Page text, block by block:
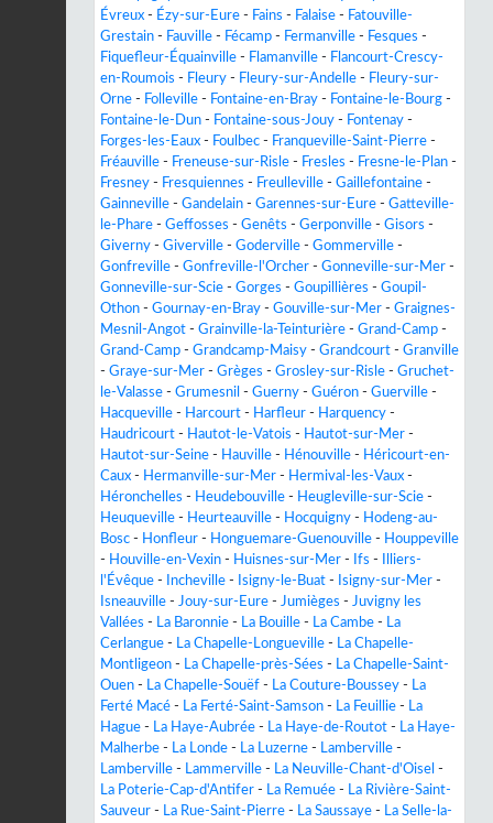
Évreux - Ézy-sur-Eure - Fains - Falaise - Fatouville-
Grestain - Fauville - Fécamp - Fermanville - Fesques -
Fiquefleur-Équainville - Flamanville - Flancourt-Crescy-
en-Roumois - Fleury - Fleury-sur-Andelle - Fleury-sur-
Orne - Folleville - Fontaine-en-Bray - Fontaine-le-Bourg -
Fontaine-le-Dun - Fontaine-sous-Jouy - Fontenay -
Forges-les-Eaux - Foulbec - Franqueville-Saint-Pierre -
Fréauville - Freneuse-sur-Risle - Fresles - Fresne-le-Plan -
Fresney - Fresquiennes - Freulleville - Gaillefontaine -
Gainneville - Gandelain - Garennes-sur-Eure - Gatteville-
le-Phare - Geffosses - Genêts - Gerponville - Gisors -
Giverny - Giverville - Goderville - Gommerville -
Gonfreville - Gonfreville-l'Orcher - Gonneville-sur-Mer -
Gonneville-sur-Scie - Gorges - Goupillières - Goupil-
Othon - Gournay-en-Bray - Gouville-sur-Mer - Graignes-
Mesnil-Angot - Grainville-la-Teinturière - Grand-Camp -
Grand-Camp - Grandcamp-Maisy - Grandcourt - Granville
- Graye-sur-Mer - Grèges - Grosley-sur-Risle - Gruchet-
le-Valasse - Grumesnil - Guerny - Guéron - Guerville -
Hacqueville - Harcourt - Harfleur - Harquency -
Haudricourt - Hautot-le-Vatois - Hautot-sur-Mer -
Hautot-sur-Seine - Hauville - Hénouville - Héricourt-en-
Caux - Hermanville-sur-Mer - Hermival-les-Vaux -
Héronchelles - Heudebouville - Heugleville-sur-Scie -
Heuqueville - Heurteauville - Hocquigny - Hodeng-au-
Bosc - Honfleur - Honguemare-Guenouville - Houppeville
- Houville-en-Vexin - Huisnes-sur-Mer - Ifs -
Illiers-
l'Évêque - Incheville - Isigny-le-Buat - Isigny-sur-Mer -
Isneauville - Jouy-sur-Eure - Jumièges - Juvigny les
Vallées - La Baronnie - La Bouille - La Cambe - La
Cerlangue - La Chapelle-Longueville - La Chapelle-
Montligeon - La Chapelle-près-Sées - La Chapelle-Saint-
Ouen - La Chapelle-Souëf - La Couture-Boussey - La
Ferté Macé - La Ferté-Saint-Samson - La Feuillie - La
Hague - La Haye-Aubrée - La Haye-de-Routot - La Haye-
Malherbe - La Londe - La Luzerne - Lamberville -
Lamberville - Lammerville - La Neuville-Chant-d'Oisel -
La Poterie-Cap-d'Antifer - La Remuée - La Rivière-Saint-
Sauveur - La Rue-Saint-Pierre - La Saussaye - La Selle-la-